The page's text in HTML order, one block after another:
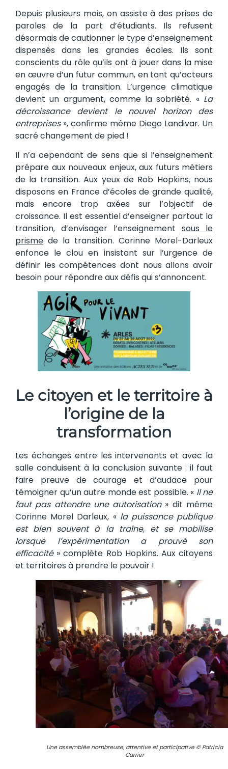
Depuis plusieurs mois, on assiste à des prises de
paroles de la part d’étudiants. Ils refusent
désormais de cautionner le type d’enseignement
dispensés dans les grandes écoles. Ils sont
conscients du rôle qu’ils ont à jouer dans la mise
en œuvre d’un futur commun, en tant qu’acteurs
engagés de la transition. L’urgence climatique
devient un argument, comme la sobriété. « La
décroissance devient le nouvel horizon des
entreprises», confirme même Diego Landivar. Un
sacré changement de pied !
Il n’a cependant de sens que si l’enseignement
prépare aux nouveaux enjeux, aux futurs métiers
de la transition. Aux yeux de Rob Hopkins, nous
disposons en France d’écoles de grande qualité,
mais encore trop axées sur l’objectif de
croissance. Il est essentiel d’enseigner partout la
transition, d’envisager l’enseignement sous le
prisme de la transition. Corinne Morel-Darleux
enfonce le clou en insistant sur l’urgence de
définir les compétences dont nous allons avoir
besoin pour répondre aux défis qui s’annoncent.
Le citoyen et le territoire à
l’origine de la
transformation
Les échanges entre les intervenants et avec la
salle conduisent à la conclusion suivante : il faut
faire preuve de courage et d’audace pour
témoigner qu’un autre monde est possible. « Il ne
faut pas attendre une autorisation» dit même
Corinne Morel Darleux, « la puissance publique
est bien souvent à la traîne, et se mobilise
lorsque l’expérimentation a prouvé son
efficacité» complète Rob Hopkins. Aux citoyens
et territoires à prendre le pouvoir !
Une assemblée nombreuse, attentive et participative © Patricia
Carrier